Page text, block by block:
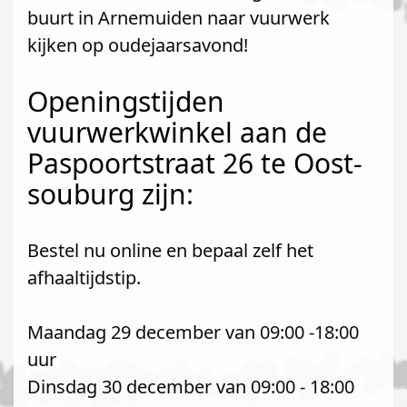
buurt in Arnemuiden naar vuurwerk
kijken op oudejaarsavond!
Openingstijden
vuurwerkwinkel aan de
Paspoortstraat 26 te Oost-
souburg zijn:
Bestel nu online en bepaal zelf het
afhaaltijdstip.
Maandag 29 december van 09:00 -18:00
uur
Dinsdag 30 december van 09:00 - 18:00